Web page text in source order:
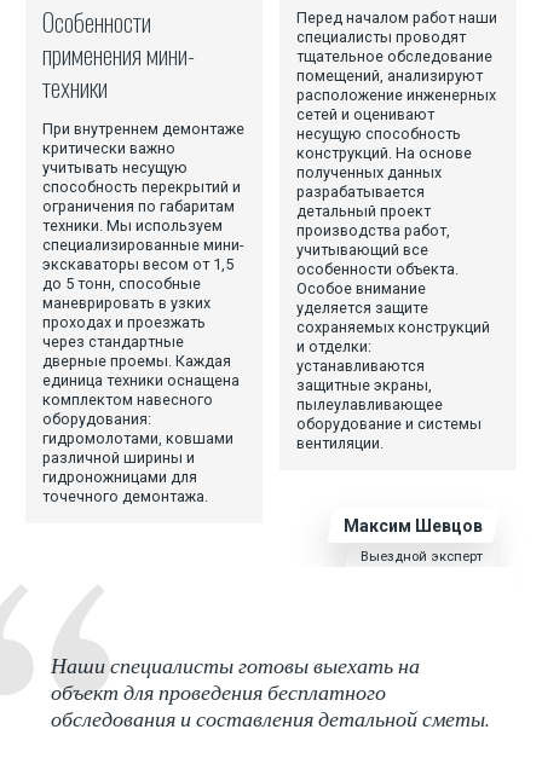
Демонтаж бетонных и железобетонных конструкций
Поставка инертных материалов
Доставка песка
Доставка щебня
Земляные работы
Инженерно-геодезические работы
Вывоз строительного мусора
Перевозка негабаритных грузов
Экскаватор разрушитель
Аренда щековой дробилки
Аренда фронтального погрузчика
Аренда гусеничного экскаватора
Особенности
применения мини-
техники
При внутреннем демонтаже
критически важно
учитывать несущую
способность перекрытий и
ограничения по габаритам
техники. Мы используем
специализированные мини-
экскаваторы весом от 1,5
до 5 тонн, способные
маневрировать в узких
проходах и проезжать
через стандартные
дверные проемы. Каждая
единица техники оснащена
комплектом навесного
оборудования:
гидромолотами, ковшами
различной ширины и
гидроножницами для
точечного демонтажа.
Перед началом работ наши
специалисты проводят
тщательное обследование
помещений, анализируют
расположение инженерных
сетей и оценивают
несущую способность
конструкций. На основе
полученных данных
разрабатывается
детальный проект
производства работ,
учитывающий все
особенности объекта.
Особое внимание
уделяется защите
сохраняемых конструкций
и отделки:
устанавливаются
защитные экраны,
пылеулавливающее
оборудование и системы
вентиляции.
Максим Шевцов
Выездной эксперт
Наши специалисты готовы выехать на
объект для проведения бесплатного
обследования и составления детальной сметы.